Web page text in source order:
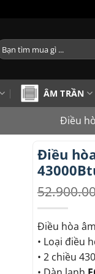
ÂM TRẦN
Điều
Điều
Điều hòa
• Loại điều
• 2 chiều